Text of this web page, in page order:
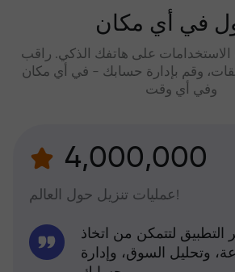
في أي مكان
الاستخدامات على هاتفك الذكي. راقب
وقم بإدارة حسابك - في أي مكان
وفي أي وقت
4,000,000
عمليات تنزيل حول العالم!
التطبيق لتتمكن من اتخاذ
وتحليل السوق، وإدارة